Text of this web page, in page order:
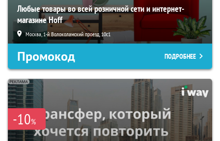
Любые товары во всей розничной сети и интернет-
магазине Hoff
Москва, 1-й Волоколамский проезд, 10с1
Промокод ПОДРОБНЕЕ
-10%